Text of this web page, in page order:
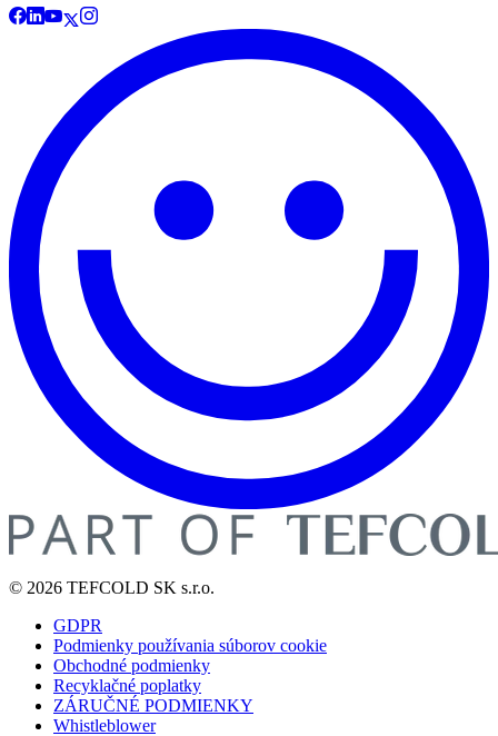
© 2026 TEFCOLD SK s.r.o.
GDPR
Podmienky používania súborov cookie
Obchodné podmienky
Recyklačné poplatky
ZÁRUČNÉ PODMIENKY
Whistleblower